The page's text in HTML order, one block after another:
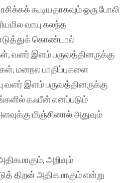
கூடியதாகவும் ஒரு போலி
வாயு கலந்த
கொண்டால்
வளர் இளம் பருவத்தினருக்கு
மனநல பாதிப்புகளை
வளர் இளம் பருவத்தினருக்கு
கஃபீன் எனப்படும்
மிஞ்சினால் அதுவும்
அறிவும்
திறன் அதிகமாகும் என்று